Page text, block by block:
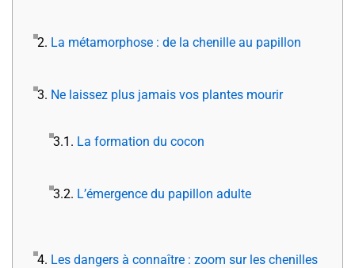
2. La métamorphose : de la chenille au papillon
3. Ne laissez plus jamais vos plantes mourir
3.1. La formation du cocon
3.2. L’émergence du papillon adulte
4. Les dangers à connaître : zoom sur les chenilles